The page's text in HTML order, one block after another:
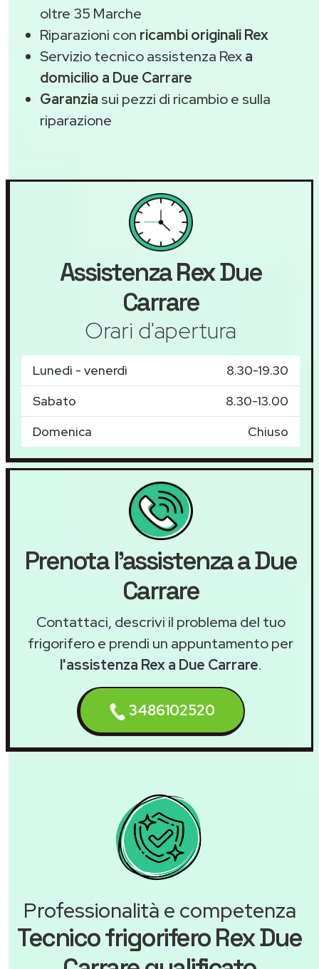
oltre 35 Marche
Riparazioni con ricambi originali Rex
Servizio tecnico assistenza Rexa
domicilio a Due Carrare
Garanzia sui pezzi di ricambio e sulla
riparazione
AssistenzaRexDue
Carrare
Orari d'apertura
Lunedì - venerdì
8.30-19.30
Sabato
8.30-13.00
Domenica
Chiuso
Prenota l'assistenza a Due
Carrare
Contattaci, descrivi il problema del tuo
frigorifero e prendi un appuntamento per
l'assistenza Rex a Due Carrare.
3486102520
Professionalità e competenza
Tecnico frigorifero Rex Due